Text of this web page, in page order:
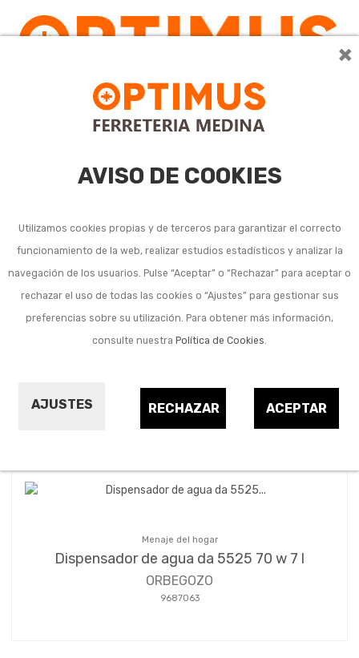
×
AVISO DE COOKIES
Utilizamos cookies propias y de terceros para garantizar el correcto
funcionamiento de la web, realizar estudios estadísticos y analizar la
navegación de los usuarios. Pulse “Aceptar” o “Rechazar” para aceptar o
rechazar el uso de todas las cookies o “Ajustes” para gestionar sus
preferencias sobre su utilización. Para obtener más información,
consulte nuestra Política de Cookies.
AJUSTES ACEPTAR
RECHAZAR
Jarras, botellas
tratamiento del agua
cocina
Ordenar por: 15
Menaje del hogar
Dispensador de agua da 5525 70 w 7 l
ORBEGOZO
9687063